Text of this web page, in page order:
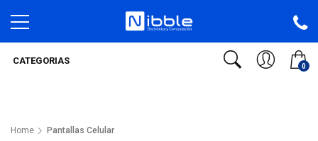
0
CATEGORIAS
Home Pantallas Celular